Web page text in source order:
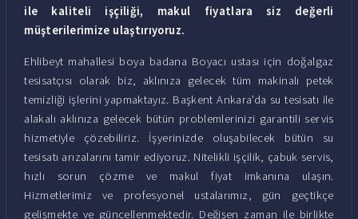
ile kaliteli işçiliği, makul fiyatlara siz değerli
müşterilerimize ulaştırıyoruz.
Ehlibeyt mahallesi boya badana Boyacı ustası için doğalgaz
tesisatçısı olarak biz, aklınıza gelecek tüm makinalı petek
temizliği işlerini yapmaktayız. Başkent Ankara'da su tesisatı ile
alakalı aklınıza gelecek bütün problemlerinizi garantili servis
hizmetiyle çözebiliriz. İşyerinizde oluşabilecek bütün su
tesisatı arızalarını tamir ediyoruz. Nitelikli işçilik, çabuk servis,
hızlı sorun çözme ve makul fiyat imkanına ulaşın.
Hizmetlerimiz ve profesyonel ustalarımız, gün geçtikçe
gelişmekte ve güncellenmektedir. Değişen zaman ile birlikte